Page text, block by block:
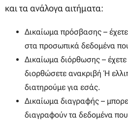
και τα ανάλογα αιτήματα:
Δικαίωμα πρόσβασης –
στα προσωπικά δεδομένα
Δικαίωμα διόρθωσης –
διορθώσετε ανακριβή ή
διατηρούμε για εσάς.
Δικαίωμα διαγραφής –
διαγραφούν τα δεδομένα